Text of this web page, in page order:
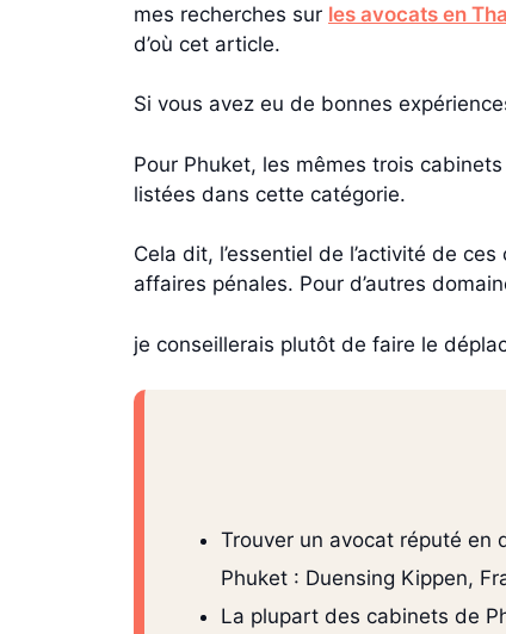
mes recherches sur les avocats en
d’où cet article.
Si vous avez eu de bonnes
Pour Phuket, les mêmes trois
listées dans cette catégorie.
Cela dit, l’essentiel de l’activité de
affaires pénales. Pour d’autres
je conseillerais plutôt de faire le
Trouver un avocat réputé en
Phuket : Duensing Kippen,
La plupart des cabinets de